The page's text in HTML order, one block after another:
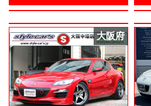
大阪府